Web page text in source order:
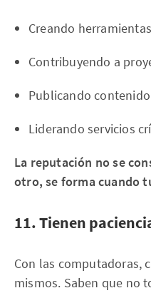
Creando
Contribuyendo a
Publicando
Liderando servicios
La reputación no se
otro, se forma cuando
11. Tienen
Con las computadoras,
mismos. Saben que no